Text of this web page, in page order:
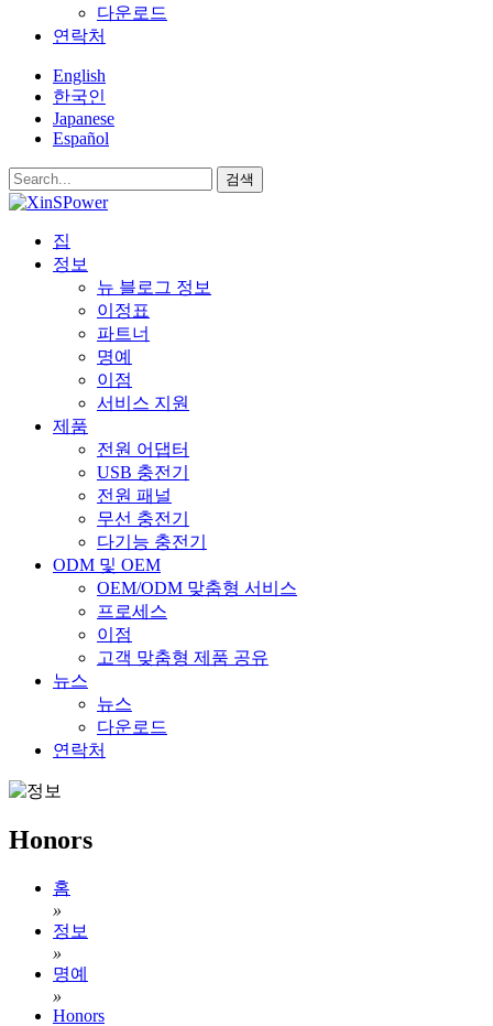
다운로드
연락처
English
한국인
Japanese
Español
검색
집
정보
뉴 블로그 정보
이정표
파트너
명예
이점
서비스 지원
제품
전원 어댑터
USB 충전기
전원 패널
무선 충전기
다기능 충전기
ODM 및 OEM
OEM/ODM 맞춤형 서비스
프로세스
이점
고객 맞춤형 제품 공유
뉴스
뉴스
다운로드
연락처
Honors
홈
»
정보
»
명예
»
Honors